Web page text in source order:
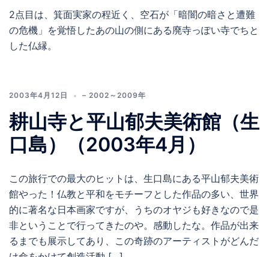
2点目は、箕面実家の程近く、空石が「暗闇の暗さと遭難
の危機」を覚悟したあの山の側にある廃寺っぽい寺でちと
した仏縁。
2003年4月12日 – 2002～2009年
耕山寺と平山郁夫美術館（生
口島）（2003年4月）
この旅行での最大のヒットは、生口島にある平山郁夫美術
館やった！仏教と平和をモチーフとした作品の多い、世界
的に著名な日本画家ですが、うちのオヤジも好きなので是
非ということで行ってきたのや。感動したな。作品が出来
るまでも展示してあり、この奇跡のアーティストがどんだ